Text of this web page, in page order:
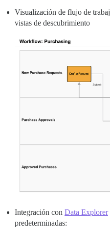
Visualización de flujo de
vistas de descubrimiento
Integración con Data Explorer
predeterminadas: